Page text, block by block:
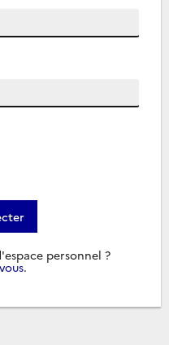
personnel ?
.